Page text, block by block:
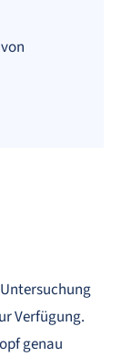
Verfügung.
genau